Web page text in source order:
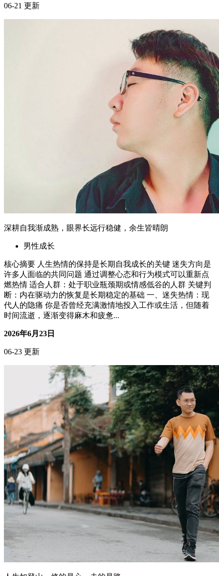
06-21 更新
深耕自我渐成熟，眼界长远行稳健，余生皆晴朗
男性成长
核心摘要 人生热情的保持是长期自我成长的关键 迷失方向是
许多人面临的共同问题 通过调整心态和行为模式可以重新点
燃热情 适合人群：处于职业瓶颈期或情感低谷的人群 关键判
断：内在驱动力的恢复是长期稳定的基础 一、迷失热情：现
代人的隐痛 你是否曾经充满激情地投入工作或生活，但随着
时间流逝，逐渐变得麻木和疲惫...
2026年6月23日
06-23 更新